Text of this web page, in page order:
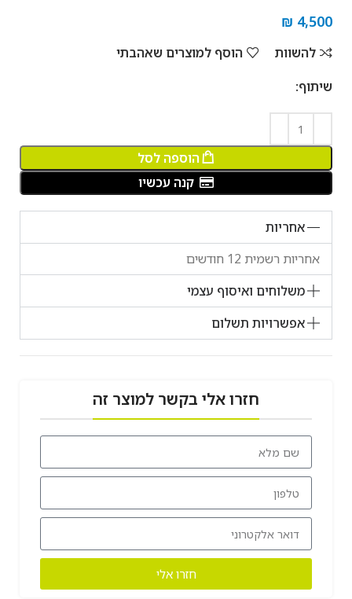
₪ 4,500
להשוות
הוסף למוצרים שאהבתי
שיתוף:
הוספה לסל
קנה עכשיו
אחריות
אחריות רשמית 12 חודשים
משלוחים ואיסוף עצמי
אפשרויות תשלום
חזרו אלי בקשר למוצר זה
חזרו אלי